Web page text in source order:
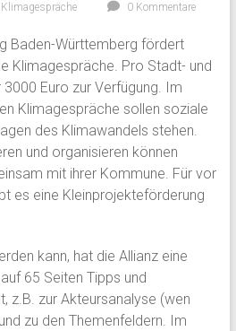
Klimagespräche 0 Kommentare
Baden-Württemberg fördert
Klimagespräche. Pro Stadt- und
Euro zur Verfügung. Im
Klimagespräche sollen soziale
des Klimawandels stehen.
und organisieren können
mit ihrer Kommune. Für vor
es eine Kleinprojekteförderung
kann, hat die Allianz eine
65 Seiten Tipps und
z.B. zur Akteursanalyse (wen
zu den Themenfeldern. Im